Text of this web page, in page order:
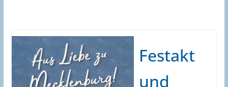
Festakt
und